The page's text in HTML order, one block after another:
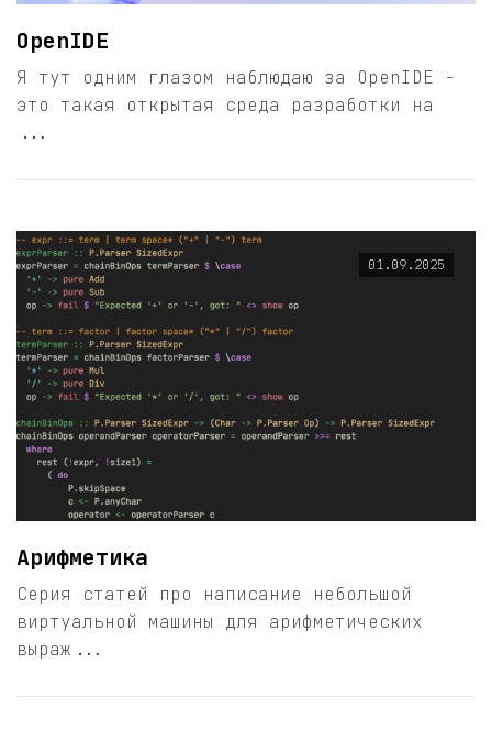
OpenIDE
Я тут одним глазом наблюдаю за OpenIDE -
это такая открытая среда разработки на
...
01.09.2025
Арифметика
Серия статей про написание небольшой
виртуальной машины для арифметических
выраж...